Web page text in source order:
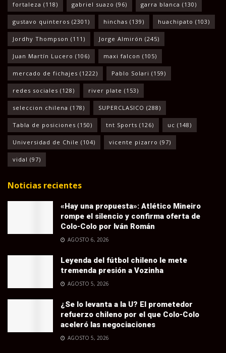
fortaleza (118) gabriel suazo (96) garra blanca (130)
gustavo quinteros (2301) hinchas (139) huachipato (103)
Jordhy Thompson (111) Jorge Almirón (245)
Juan Martín Lucero (106) maxi falcon (105)
mercado de fichajes (1222) Pablo Solari (159)
redes sociales (128) river plate (153)
seleccion chilena (178) SUPERCLASICO (288)
Tabla de posiciones (150) tnt Sports (126) uc (148)
Universidad de Chile (104) vicente pizarro (97)
vidal (97)
Noticias recientes
«Hay una propuesta»: Atlético Mineiro
rompe el silencio y confirma oferta de
Colo-Colo por Iván Román
AGOSTO 6, 2026
Leyenda del fútbol chileno le mete
tremenda presión a Vozinha
AGOSTO 5, 2026
¿Se lo levanta a la U? El prometedor
refuerzo chileno por el que Colo-Colo
aceleró las negociaciones
AGOSTO 5, 2026